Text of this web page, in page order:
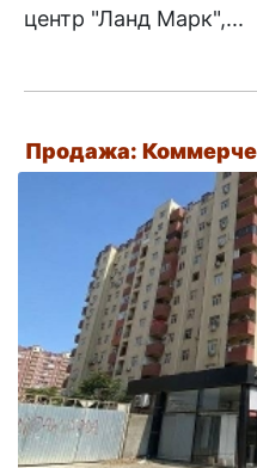
центр "Ланд Марк",...
Продажа: